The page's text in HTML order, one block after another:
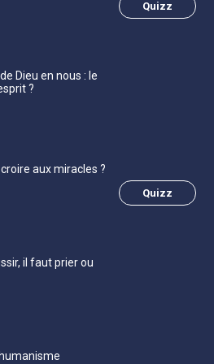
Quizz
de Dieu en nous : le
?
aux miracles ?
Quizz
il faut prier ou